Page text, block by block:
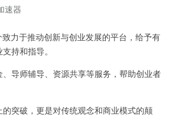
速器
于推动创新与创业发展的平台，给予有
持和指导。
导师辅导、资源共享等服务，帮助创业者
突破，更是对传统观念和商业模式的颠